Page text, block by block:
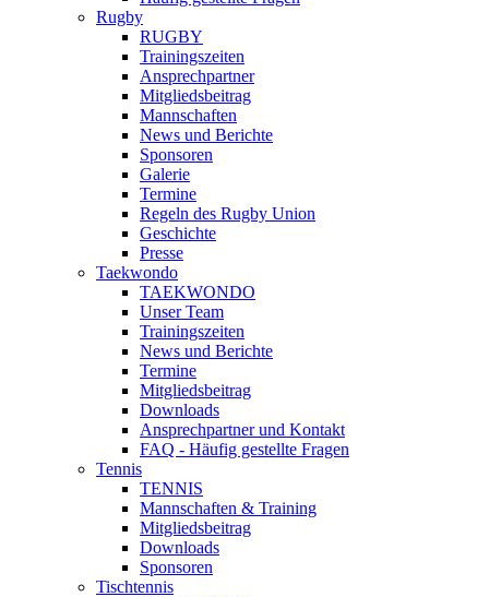
Rugby
RUGBY
Trainingszeiten
Ansprechpartner
Mitgliedsbeitrag
Mannschaften
News und Berichte
Sponsoren
Galerie
Termine
Regeln des Rugby Union
Geschichte
Presse
Taekwondo
TAEKWONDO
Unser Team
Trainingszeiten
News und Berichte
Termine
Mitgliedsbeitrag
Downloads
Ansprechpartner und Kontakt
FAQ - Häufig gestellte Fragen
Tennis
TENNIS
Mannschaften & Training
Mitgliedsbeitrag
Downloads
Sponsoren
Tischtennis